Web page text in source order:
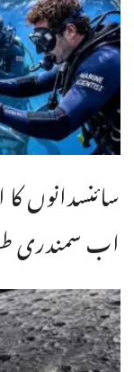
سائنسدانوں
اب سمندری